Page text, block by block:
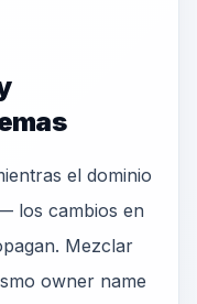
el dominio
los cambios en
Mezclar
owner name